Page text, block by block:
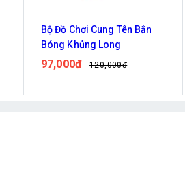
Đồ Chơi Rubik Hình Hoa Hạt
Đậu Xoay 360 Độ
115,000đ 146,000đ